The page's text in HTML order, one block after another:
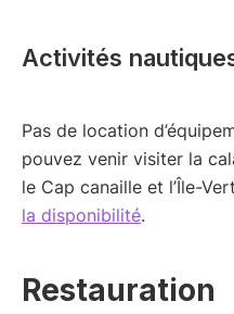
Activités
Pas de location
pouvez venir visiter la
le Cap canaille et l’Île-
la disponibilité.
Restauration